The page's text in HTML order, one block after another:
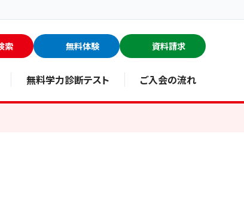
索 無料体験 資料請求
無料学力診断テスト ご入会の流れ